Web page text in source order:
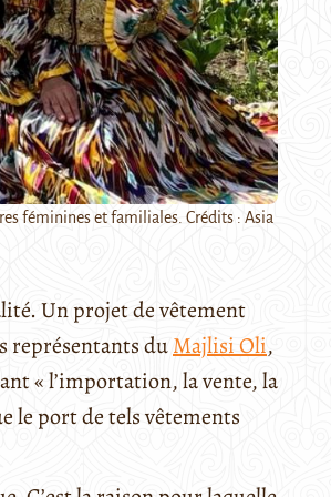
féminines et familiales. Crédits : Asia
Un projet de vêtement
représentants duMajlisi Oli,
« l’importation, la vente, la
le port de tels vêtements